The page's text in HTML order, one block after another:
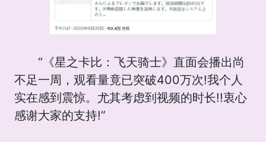
“《星之卡比：飞天骑士》直面会播出尚
不足一周，观看量竟已突破400万次!我个人
实在感到震惊。尤其考虑到视频的时长!!衷心
感谢大家的支持!”